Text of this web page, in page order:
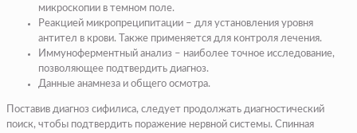
микроскопии в темном поле.
Реакцией микропреципитации – для установления уровня
антител в крови. Также применяется для контроля лечения.
Иммуноферментный анализ – наиболее точное исследование,
позволяющее подтвердить диагноз.
Данные анамнеза и общего осмотра.
Поставив диагноз сифилиса, следует продолжать диагностический
поиск, чтобы подтвердить поражение нервной системы. Спинная